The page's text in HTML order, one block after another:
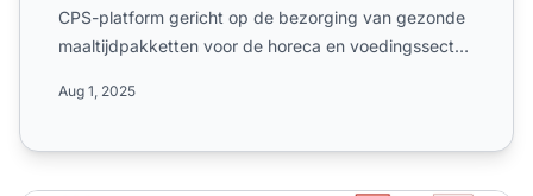
CPS-platform gericht op de bezorging van gezonde
maaltijdpakketten voor de horeca en voedingssector.
Aug 1, 2025